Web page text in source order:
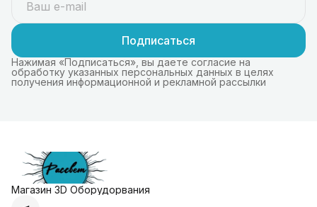
Подписаться
Нажимая «Подписаться», вы даете согласие на
обработку указанных персональных данных в целях
получения информационной и рекламной рассылки
Магазин 3D Оборудорвания